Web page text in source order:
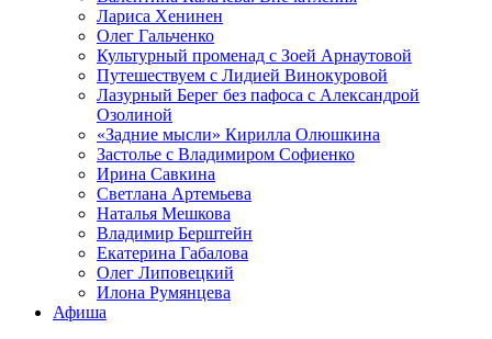
Лариса Хенинен
Олег Гальченко
Культурный променад с Зоей Арнаутовой
Путешествуем с Лидией Винокуровой
Лазурный Берег без пафоса с Александрой
Озолиной
«Задние мысли» Кирилла Олюшкина
Застолье с Владимиром Софиенко
Ирина Савкина
Светлана Артемьева
Наталья Мешкова
Владимир Берштейн
Екатерина Габалова
Олег Липовецкий
Илона Румянцева
Афиша